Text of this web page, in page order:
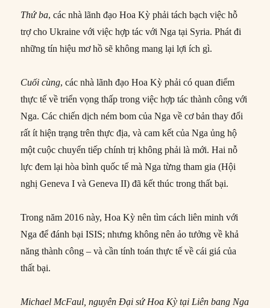
Thứ ba, các nhà lãnh đạo Hoa Kỳ phải tách bạch việc hỗ
trợ cho Ukraine với việc hợp tác với Nga tại Syria. Phát đi
những tín hiệu mơ hồ sẽ không mang lại lợi ích gì.
Cuối cùng, các nhà lãnh đạo Hoa Kỳ phải có quan điểm
thực tế về triển vọng thấp trong việc hợp tác thành công với
Nga. Các chiến dịch ném bom của Nga về cơ bản thay đổi
rất ít hiện trạng trên thực địa, và cam kết của Nga ủng hộ
một cuộc chuyển tiếp chính trị không phải là mới. Hai nỗ
lực đem lại hòa bình quốc tế mà Nga từng tham gia (Hội
nghị Geneva I và Geneva II) đã kết thúc trong thất bại.
Trong năm 2016 này, Hoa Kỳ nên tìm cách liên minh với
Nga để đánh bại ISIS; nhưng không nên ảo tưởng về khả
năng thành công – và cần tính toán thực tế về cái giá của
thất bại.
Michael McFaul, nguyên Đại sứ Hoa Kỳ tại Liên bang Nga